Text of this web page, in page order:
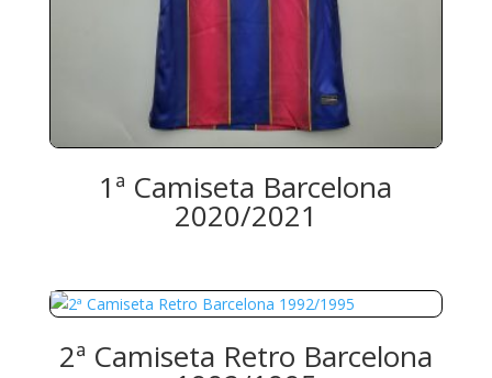
1ª Camiseta Barcelona
2020/2021
2ª Camiseta Retro Barcelona